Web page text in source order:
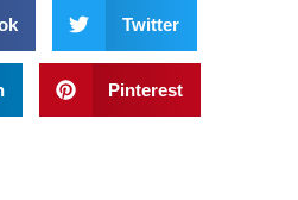
Twitter
Pinterest